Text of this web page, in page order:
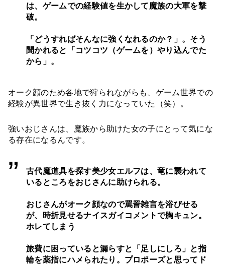
は、ゲームでの経験値を生かして魔族の大軍を撃
破。
「どうすればそんなに強くなれるのか？」。そう
聞かれると「コツコツ（ゲームを）やり込んでた
から」。
オーク顔のため各地で狩られながらも、ゲーム世界での
経験が異世界で生き抜く力になっていた（笑）。
強いおじさんは、魔族から助けた女の子にとって気にな
る存在になるんです。
古代魔道具を探す美少女エルフは、竜に襲われて
いるところをおじさんに助けられる。
おじさんがオーク顔なので罵詈雑言を浴びせる
が、時折見せるナイスガイコメントで胸キュン。
ホレてしまう
旅費に困っていると漏らすと「足しにしろ」と指
輪を薬指にハメられたり。プロポーズと思ってド